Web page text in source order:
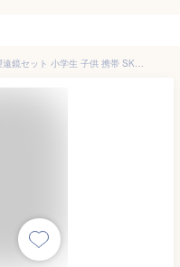
天体望遠鏡 スマホ 撮影 初心者用 天体望遠鏡セット 小学生 子供 携帯 SKY WALKER スカイウォーカー SW-0 天体/地上両用 ケンコー